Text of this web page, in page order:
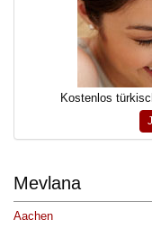
Kostenlos
Mevlana
Aachen